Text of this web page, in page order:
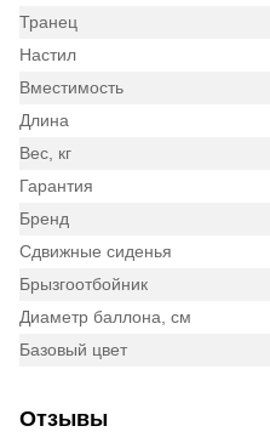
Транец
Настил
Вместимость
Длина
Вес, кг
Гарантия
Бренд
Сдвижные сиденья
Брызгоотбойник
Диаметр баллона, см
Базовый цвет
Отзывы